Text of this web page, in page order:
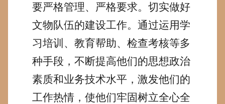
要严格管理、严格要求。切实做好
文物队伍的建设工作。通过运用学
习培训、教育帮助、检查考核等多
种手段，不断提高他们的思想政治
素质和业务技术水平，激发他们的
工作热情，使他们牢固树立全心全